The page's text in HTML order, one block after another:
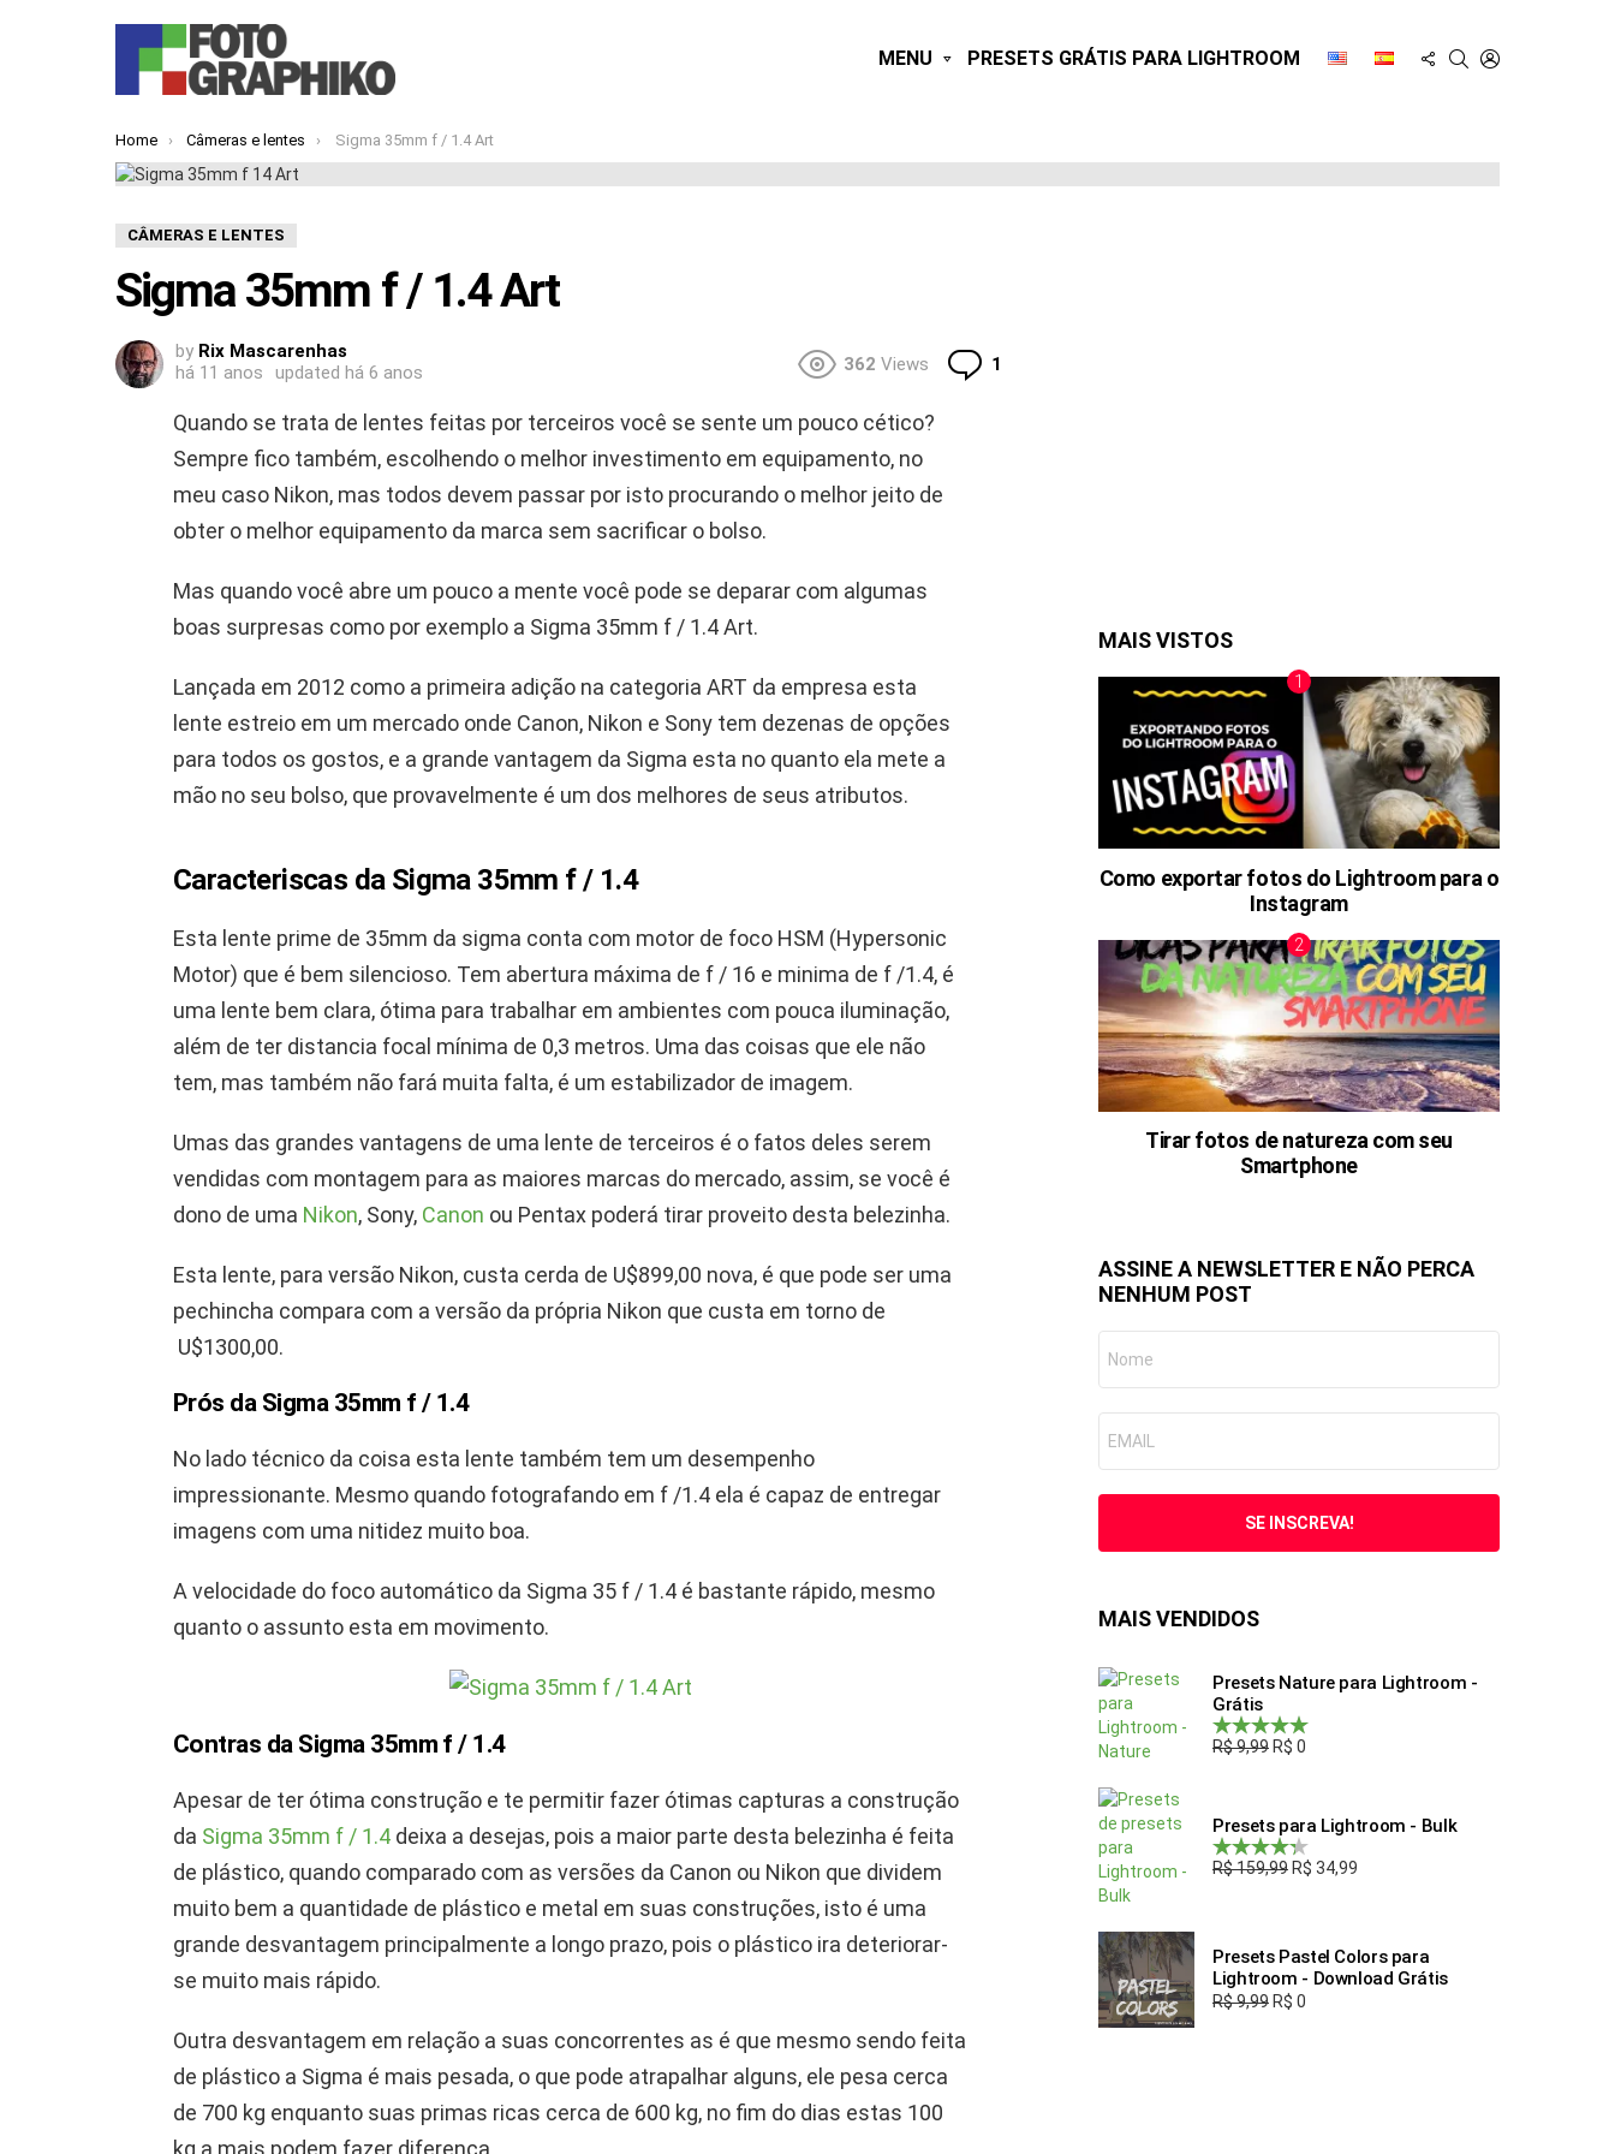
MENU PRESETS GRÁTIS PARA LIGHTROOM
FOLLOWSEARCH
You are here:
Home Câmeras e lentes Sigma 35mm f / 1.4 Art
CÂMERAS E LENTES
Sigma 35mm f / 1.4 Art
by Rix Mascarenhas
há 11 anos
updated há 6 anos 362 Views 1
Quando se trata de lentes feitas por terceiros você se sente um pouco cético?
Sempre fico também, escolhendo o melhor investimento em equipamento, no
meu caso Nikon, mas todos devem passar por isto procurando o melhor jeito de
obter o melhor equipamento da marca sem sacrificar o bolso.
Mas quando você abre um pouco a mente você pode se deparar com algumas
boas surpresas como por exemplo a Sigma 35mm f / 1.4 Art.
Lançada em 2012 como a primeira adição na categoria ART da empresa esta
lente estreio em um mercado onde Canon, Nikon e Sony tem dezenas de opções
para todos os gostos, e a grande vantagem da Sigma esta no quanto ela mete a
mão no seu bolso, que provavelmente é um dos melhores de seus atributos.
Caracteriscas da Sigma 35mm f / 1.4
Esta lente prime de 35mm da sigma conta com motor de foco HSM (Hypersonic
Motor) que é bem silencioso. Tem abertura máxima de f / 16 e minima de f /1.4, é
uma lente bem clara, ótima para trabalhar em ambientes com pouca iluminação,
além de ter distancia focal mínima de 0,3 metros. Uma das coisas que ele não
tem, mas também não fará muita falta, é um estabilizador de imagem.
Umas das grandes vantagens de uma lente de terceiros é o fatos deles serem
vendidas com montagem para as maiores marcas do mercado, assim, se você é
dono de uma Nikon, Sony, Canon ou Pentax poderá tirar proveito desta belezinha.
Esta lente, para versão Nikon, custa cerda de U$899,00 nova, é que pode ser uma
pechincha compara com a versão da própria Nikon que custa em torno de
U$1300,00.
Prós da Sigma 35mm f / 1.4
No lado técnico da coisa esta lente também tem um desempenho
impressionante. Mesmo quando fotografando em f /1.4 ela é capaz de entregar
imagens com uma nitidez muito boa.
A velocidade do foco automático da Sigma 35 f / 1.4 é bastante rápido, mesmo
quanto o assunto esta em movimento.
Contras da Sigma 35mm f / 1.4
Apesar de ter ótima construção e te permitir fazer ótimas capturas a construção
da Sigma 35mm f / 1.4 deixa a desejas, pois a maior parte desta belezinha é feita
de plástico, quando comparado com as versões da Canon ou Nikon que dividem
muito bem a quantidade de plástico e metal em suas construções, isto é uma
grande desvantagem principalmente a longo prazo, pois o plástico ira deteriorar-
se muito mais rápido.
Outra desvantagem em relação a suas concorrentes as é que mesmo sendo feita
de plástico a Sigma é mais pesada, o que pode atrapalhar alguns, ele pesa cerca
de 700 kg enquanto suas primas ricas cerca de 600 kg, no fim do dias estas 100
kg a mais podem fazer diferença.
MAIS VISTOS
Como exportar fotos do Lightroom para o
Instagram
Tirar fotos de natureza com seu
Smartphone
ASSINE A NEWSLETTER E NÃO PERCA
NENHUM POST
MAIS VENDIDOS
Presets Nature para Lightroom -
Grátis
Avaliação
R$9,99 R$ 0
Presets para Lightroom - Bulk
Avaliação
R$159,99 R$ 34,99
Presets Pastel Colors para
Lightroom - Download Grátis
R$9,99 R$ 0